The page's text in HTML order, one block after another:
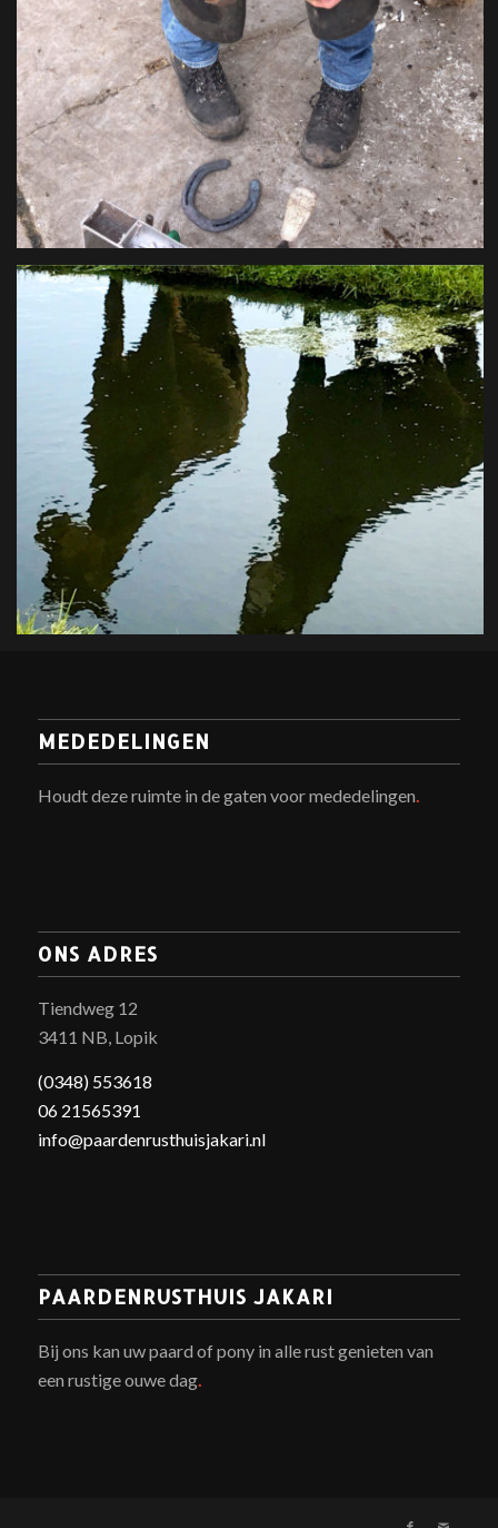
MEDEDELINGEN
Houdt deze ruimte in de gaten voor mededelingen.
ONS ADRES
Tiendweg 12
3411 NB, Lopik
(0348) 553618
06 21565391
info@paardenrusthuisjakari.nl
PAARDENRUSTHUIS JAKARI
Bij ons kan uw paard of pony in alle rust genieten van
een rustige ouwe dag.